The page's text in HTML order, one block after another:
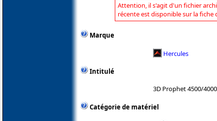
Attention, il s'agit d'un fichier
récente est disponible sur la fiche
Marque
Hercules
Intitulé
3D Prophet 4500/
Catégorie de matériel